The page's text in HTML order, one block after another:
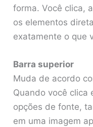
forma. Você clica,
os elementos
exatamente o que
Barra superior
Muda de acordo
Quando você clica
opções de fonte,
em uma imagem